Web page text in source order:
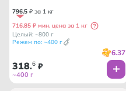
796.5 ₽ за 1 кг
716.85 ₽ мин. цена за 1 кг
Целый: ~800 г
Режем по: ~400 г
6.37
318.6 ₽
~400 г